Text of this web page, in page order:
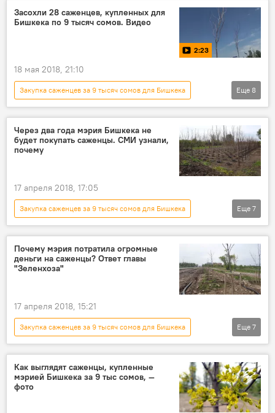
Происшествия
Мэрия города Бишкек
ГКНБ
Засохли 28 саженцев, купленных для
Бишкека по 9 тысяч сомов. Видео
2:23
18 мая 2018, 21:10
Закупка саженцев за 9 тысяч сомов для Бишкека
Общество
Новости
видео
Кыргызстан
Мультимедиа
Бишкек
журналист
саженцы
Еще 8
Через два года мэрия Бишкека не
будет покупать саженцы. СМИ узнали,
почему
17 апреля 2018, 17:05
Закупка саженцев за 9 тысяч сомов для Бишкека
Общество
Новости
Кыргызстан
Бишкек
МП "Бишкекзеленстрой"
деревья
саженцы
Еще 7
Почему мэрия потратила огромные
деньги на саженцы? Ответ главы
"Зеленхоза"
17 апреля 2018, 15:21
Закупка саженцев за 9 тысяч сомов для Бишкека
Общество
Новости
Кыргызстан
МП "Бишкекзеленстрой"
саженцы
Еще 7
Как выглядят саженцы, купленные
мэрией Бишкека за 9 тыс сомов, —
фото